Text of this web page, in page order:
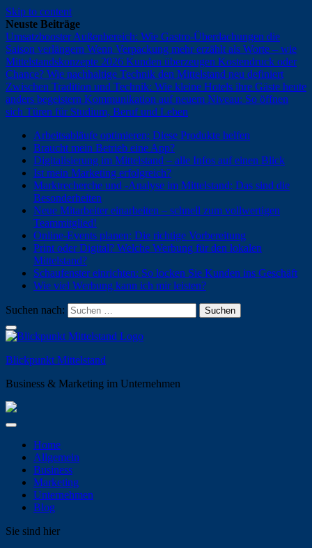
Skip to content
Neuste Beiträge
Umsatzbooster Außenbereich: Wie Gastro-Überdachungen die
Saison verlängern Wenn Verpackung mehr erzählt als Worte – wie
Mittelstandskonzepte 2026 Kunden überzeugen Kostendruck oder
Chance? Wie nachhaltige Technik den Mittelstand neu definiert
Zwischen Tradition und Technik: Wie kleine Hotels ihre Gäste heute
anders begeistern Kommunikation auf neuem Niveau: So öffnen
sich Türen für Studium, Beruf und Leben
Arbeitsabläufe optimieren: Diese Produkte helfen
Braucht mein Betrieb eine App?
Digitalisierung im Mittelstand – alle Infos auf einen Blick
Ist mein Marketing erfolgreich?
Marktrecherche und -Analyse im Mittelstand: Das sind die
Besonderheiten
Neue Mitarbeiter einarbeiten – schnell zum vollwertigen
Teammitglied!
Online-Events planen: Die richtige Vorbereitung
Print oder Digital? Welche Werbung für den lokalen
Mittelstand?
Schaufenster einrichten: So locken Sie Kunden ins Geschäft
Wie viel Werbung kann ich mir leisten?
Suchen nach:
Blickpunkt Mittelstand
Business & Marketing im Unternehmen
Home
Allgemein
Business
Marketing
Unternehmen
Blog
Sie sind hier